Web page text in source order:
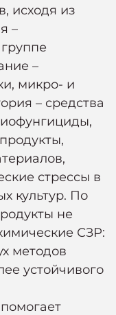
исходя из
–
–
микро- и
– средства
стрессы в
культур. По
не
СЗР:
методов
устойчивого